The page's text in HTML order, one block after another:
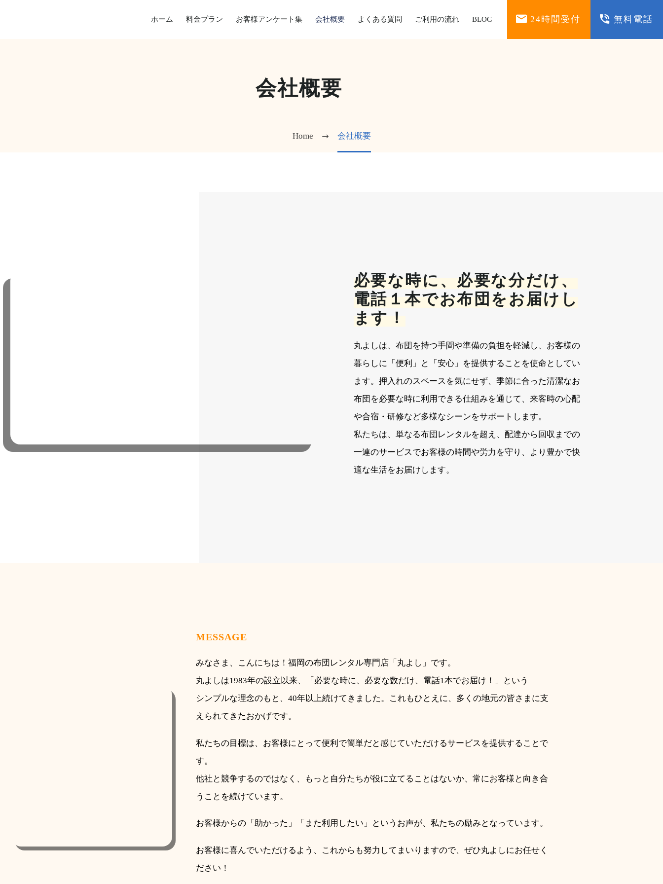
ホーム 料金プラン お客様アンケート集 会社概要 よくある質問 ご利用の流れ BLOG 24時間受付 無料電話
会社概要
Home 会社概要
必要な時に、必要な分だけ、
電話１本でお布団をお届けし
ます！
丸よしは、布団を持つ手間や準備の負担を軽減し、お客様の
暮らしに「便利」と「安心」を提供することを使命としてい
ます。 押入れのスペースを気にせず、季節に合った清潔なお
布団を必要な時に利用できる仕組みを通じて、来客時の心配
や合宿・研修など多様なシーンをサポートします。
私たちは、単なる布団レンタルを超え、配達から回収までの
一連のサービスでお客様の時間や労力を守り、より豊かで快
適な生活をお届けします。
MESSAGE
みなさま、こんにちは！福岡の布団レンタル専門店「丸よし」です。
丸よしは1983年の設立以来、「必要な時に、必要な数だけ、電話1本でお届け！」という
シンプルな理念のもと、40年以上続けてきました。これもひとえに、多くの地元の皆さまに支
えられてきたおかげです。
私たちの目標は、お客様にとって便利で簡単だと感じていただけるサービスを提供することで
す。
他社と競争するのではなく、もっと自分たちが役に立てることはないか、常にお客様と向き合
うことを続けています。
お客様からの「助かった」「また利用したい」というお声が、私たちの励みとなっています。
お客様に喜んでいただけるよう、これからも努力してまいりますので、ぜひ丸よしにお任せく
ださい！